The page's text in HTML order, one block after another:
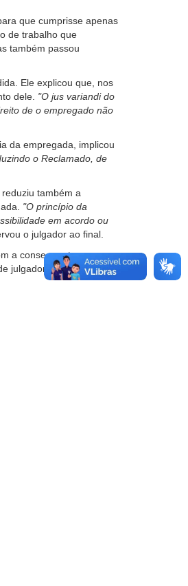
que cumprisse apenas
de trabalho que
também passou
Ele explicou que, nos
dele. "O jus variandi do
de o empregado não
da empregada, implicou
o Reclamado, de
também a
"O princípio da
em acordo ou
o julgador ao final.
a consequente
julgadores acompanhou